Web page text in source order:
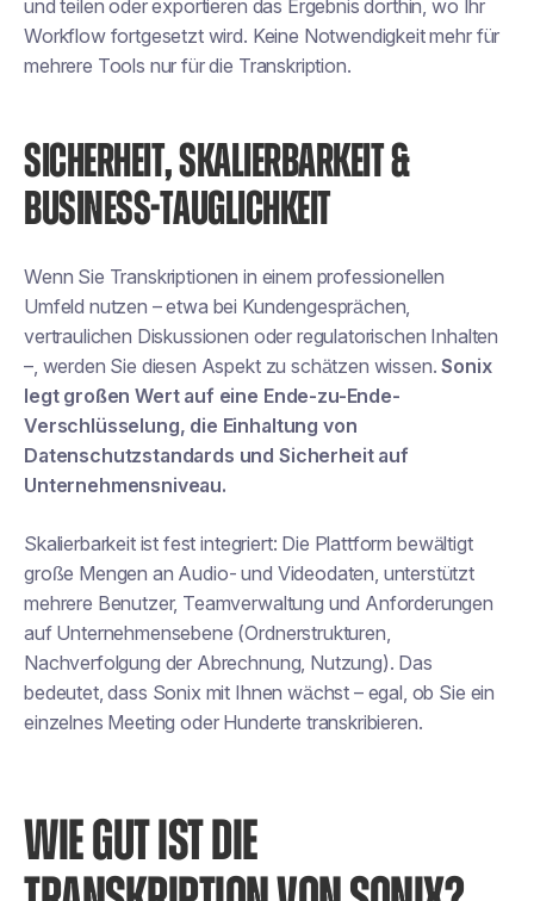
und teilen oder exportieren das Ergebnis dorthin, wo Ihr
Workflow fortgesetzt wird. Keine Notwendigkeit mehr für
mehrere Tools nur für die Transkription.
SICHERHEIT, SKALIERBARKEIT &
BUSINESS-TAUGLICHKEIT
Wenn Sie Transkriptionen in einem professionellen
Umfeld nutzen – etwa bei Kundengesprächen,
vertraulichen Diskussionen oder regulatorischen Inhalten
–, werden Sie diesen Aspekt zu schätzen wissen. Sonix
legt großen Wert auf eine Ende-zu-Ende-
Verschlüsselung, die Einhaltung von
Datenschutzstandards und Sicherheit auf
Unternehmensniveau.
Skalierbarkeit ist fest integriert: Die Plattform bewältigt
große Mengen an Audio- und Videodaten, unterstützt
mehrere Benutzer, Teamverwaltung und Anforderungen
auf Unternehmensebene (Ordnerstrukturen,
Nachverfolgung der Abrechnung, Nutzung). Das
bedeutet, dass Sonix mit Ihnen wächst – egal, ob Sie ein
einzelnes Meeting oder Hunderte transkribieren.
WIE GUT IST DIE